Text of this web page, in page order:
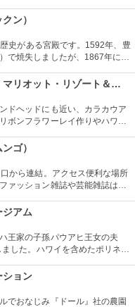
ン美術の流れを感じる事が出来
ての評価も。
ン）
史がある宮殿です。1592年、豊
で焼失しましたが、1867年に再
うという動きが現在まで続いて
ワイキキ・ビーチ・マリオット・リゾート＆スパ
ドヘッドにも近い、カラカウア
ボンフラワーレイ作りやハワイ
キルト型も買うことができま
ゴ）
から連結。アクセス便利な場所
ァッション雑誌や芸能雑誌はも
寄ってみては。
ジアム
王家の子孫パウアヒ王女の夫
した。ハワイを含めたポリネシ
見ごたえあります。
ション
でおなじみ『ドール』社の農園